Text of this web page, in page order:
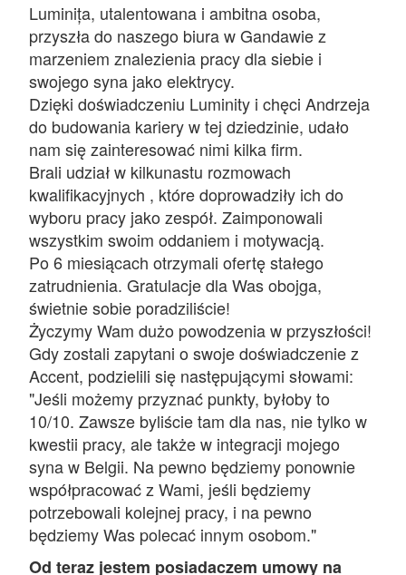
Luminița, utalentowana i ambitna osoba,
przyszła do naszego biura w Gandawie z
marzeniem znalezienia pracy dla siebie i
swojego syna jako elektrycy.
Dzięki doświadczeniu Luminity i chęci Andrzeja
do budowania kariery w tej dziedzinie, udało
nam się zainteresować nimi kilka firm.
Brali udział w kilkunastu rozmowach
kwalifikacyjnych , które doprowadziły ich do
wyboru pracy jako zespół. Zaimponowali
wszystkim swoim oddaniem i motywacją.
Po 6 miesiącach otrzymali ofertę stałego
zatrudnienia. Gratulacje dla Was obojga,
świetnie sobie poradziliście!
Życzymy Wam dużo powodzenia w przyszłości!
Gdy zostali zapytani o swoje doświadczenie z
Accent, podzielili się następującymi słowami:
"Jeśli możemy przyznać punkty, byłoby to
10/10. Zawsze byliście tam dla nas, nie tylko w
kwestii pracy, ale także w integracji mojego
syna w Belgii. Na pewno będziemy ponownie
współpracować z Wami, jeśli będziemy
potrzebowali kolejnej pracy, i na pewno
będziemy Was polecać innym osobom."
Od teraz jestem posiadaczem umowy na